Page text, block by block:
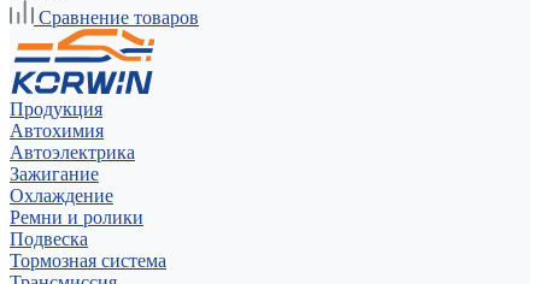
Сравнение товаров
Продукция
Автохимия
Автоэлектрика
Зажигание
Охлаждение
Ремни и ролики
Подвеска
Тормозная система